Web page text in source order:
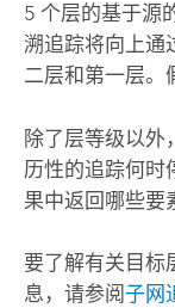
5 个层的基于源
溯追踪将向上通
二层和第一层。
除了层等级以外
历性的追踪何时
果中返回哪些要
要了解有关目标
息，请参阅子网